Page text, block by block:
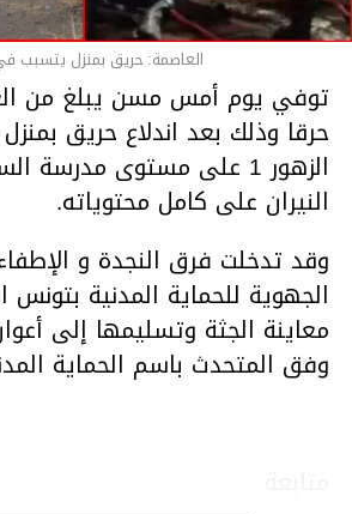
العاصمة: حريق بمنزل يتسبب
حرقا وذلك بعد اندلاع حريق
الزهور 1 على مستوى مدرسة
النيران على كامل محتوياته.
وقد تدخلت فرق النجدة و الإطفاء
الجهوية للحماية المدنية بتونس
معاينة الجثة وتسليمها إلى
وفق المتحدث باسم الحماية